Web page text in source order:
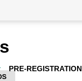
PRE-REGISTRATION